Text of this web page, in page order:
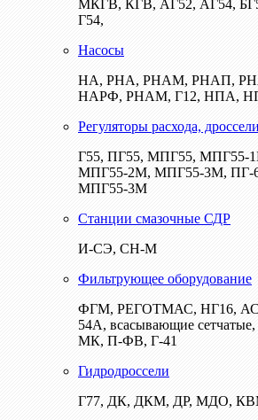
МКГВ, КГВ, АГ52, АГ54,
Г54,
Насосы
НА, РНА, РНАМ, РНАП,
НАРФ, РНАМ, Г12, НПА,
Регуляторы расхода, дроссели
Г55, ПГ55, МПГ55, МПГ55-
МПГ55-2М, МПГ55-3М, ПГ-
МПГ55-3М
Станции смазочные СДР
И-СЭ, СН-М
Фильтрующее оборудование
ФГМ, РЕГОТМАС, НГ16,
54А, всасывающие
МК, П-ФВ, Г-41
Гидродроссели
Г77, ДК, ДКМ, ДР, МДО,